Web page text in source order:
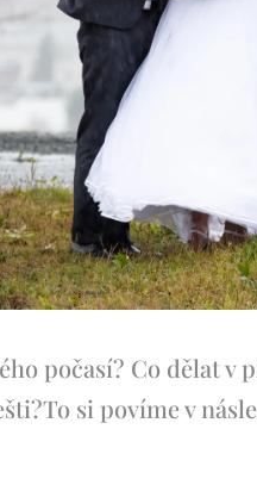
počasí? Co dělat v
si povíme v